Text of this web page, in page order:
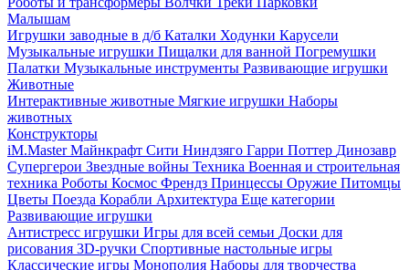
Малышам
Игрушки заводные в д/б Каталки Ходунки Карусели
Музыкальные игрушки Пищалки для ванной Погремушки
Палатки Музыкальные инструменты Развивающие игрушки
Животные
Интерактивные животные Мягкие игрушки Наборы
животных
Конструкторы
iM.Master Майнкрафт Сити Ниндзяго Гарри Поттер Динозавр
Супергерои Звездные войны Техника Военная и строительная
техника Роботы Космос Френдз Принцессы Оружие Питомцы
Цветы Поезда Корабли Архитектура Еще категории
Развивающие игрушки
Антистресс игрушки Игры для всей семьи Доски для
рисования 3D-ручки Спортивные настольные игры
Классические игры Монополия Наборы для творчества